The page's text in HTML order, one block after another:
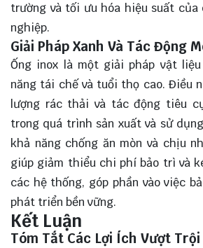
trường và tối ưu hóa hiệu suất
nghiệp.
Giải Pháp Xanh Và Tác Động
Ống inox là một giải pháp vật
năng tái chế và tuổi thọ cao. Điều
lượng rác thải và tác động tiêu
trong quá trình sản xuất và sử
khả năng chống ăn mòn và chịu
giúp giảm thiểu chi phí bảo trì và
các hệ thống, góp phần vào việc
phát triển bền vững.
Kết Luận
Tóm Tắt Các Lợi Ích Vượt Trội